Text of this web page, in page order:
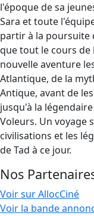
l'époque de sa
Sara et toute
partir à la poursuite
que tout le cours
nouvelle aventure
Atlantique, de la
Antique, avant de
jusqu'à la
Voleurs. Un voyage
civilisations et les
de Tad à ce jour.
Nos
Voir sur AllocCiné
Voir la bande